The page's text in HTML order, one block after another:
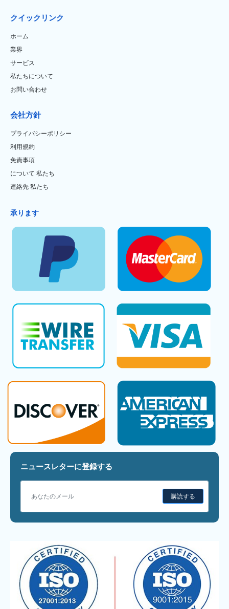
クイックリンク
ホーム
業界
サービス
私たちについて
お問い合わせ
会社方針
プライバシーポリシー
利用規約
免責事項
について 私たち
連絡先 私たち
承ります
ニュースレターに登録する
購読する